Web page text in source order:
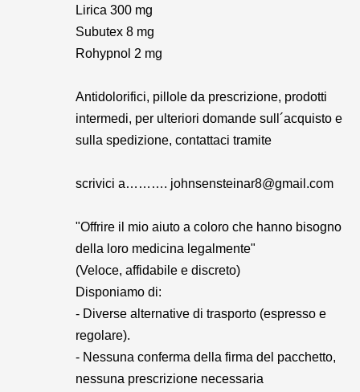
Lirica 300 mg
Subutex 8 mg
Rohypnol 2 mg
Antidolorifici, pillole da prescrizione, prodotti
intermedi, per ulteriori domande sull´acquisto e
sulla spedizione, contattaci tramite
scrivici a………. johnsensteinar8@gmail.com
"Offrire il mio aiuto a coloro che hanno bisogno
della loro medicina legalmente"
(Veloce, affidabile e discreto)
Disponiamo di:
- Diverse alternative di trasporto (espresso e
regolare).
- Nessuna conferma della firma del pacchetto,
nessuna prescrizione necessaria